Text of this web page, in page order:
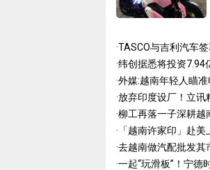
·TASCO与吉利汽车签
·纬创据悉将投资7.94
·外媒:越南年轻人瞄准
·放弃印度设厂！立讯
·柳工再落一子深耕越
· 「越南许家印」赴美
·去越南做汽配批发其
·一起“玩滑板”！宁德